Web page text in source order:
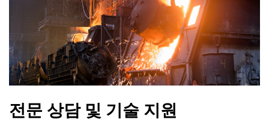
전문 상담 및 기술 지원